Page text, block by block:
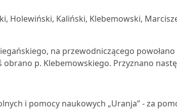
Holewiński, Kaliński, Klebemowski,
na przewodniczącego
p. Klebemowskiego. Przyznano
i pomocy naukowych „Uranja” - za